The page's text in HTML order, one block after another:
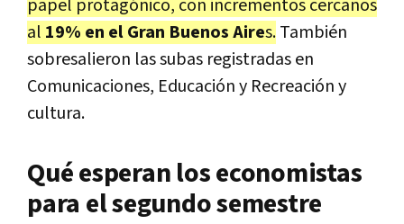
papel protagónico, con incrementos cercanos
al 19% en el Gran Buenos Aires.También
sobresalieron las subas registradas en
Comunicaciones, Educación y Recreación y
cultura.
Qué esperan los economistas
para el segundo semestre